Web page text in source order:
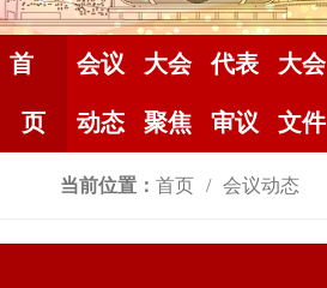
首
页
会议
动态
大会
聚焦
代表
审议
大会
文件
当前位置： 首页 会议动态